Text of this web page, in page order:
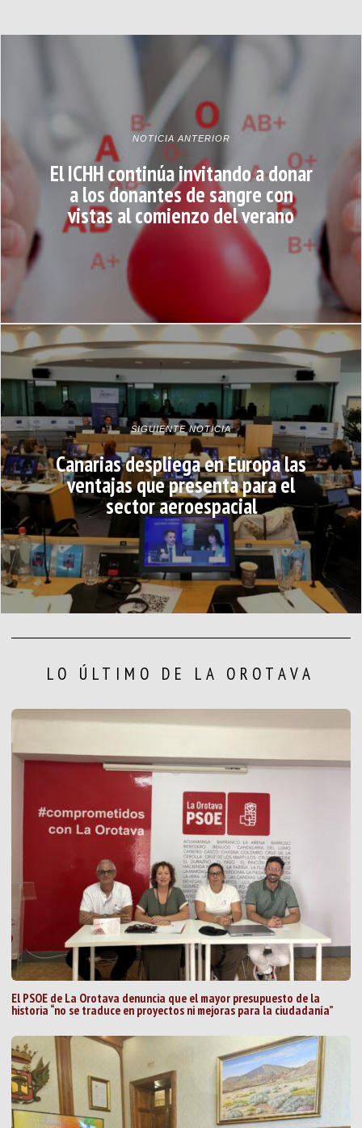
NOTICIA ANTERIOR
El ICHH continúa invitando a donar
a los donantes de sangre con
vistas al comienzo del verano
SIGUIENTE NOTICIA
Canarias despliega en Europa las
ventajas que presenta para el
sector aeroespacial
LO ÚLTIMO DE LA OROTAVA
El PSOE de La Orotava denuncia que el mayor presupuesto de la
historia “no se traduce en proyectos ni mejoras para la ciudadanía”